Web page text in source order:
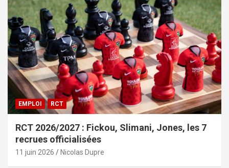
EMPLOI RCT
RCT 2026/2027 : Fickou, Slimani, Jones, les 7
recrues officialisées
11 juin 2026 Nicolas Dupre